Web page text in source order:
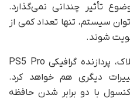
تأثیر چندانی نمی‌گذارد.
سیستم، تنها تعداد کمی از
شوند.
علاوه‌بر کمی تفاوت در سرعت کلاک، پردازنده گرافیکی PS5 Pro
دیگری هم خواهد کرد.
با دو برابر شدن حافظه